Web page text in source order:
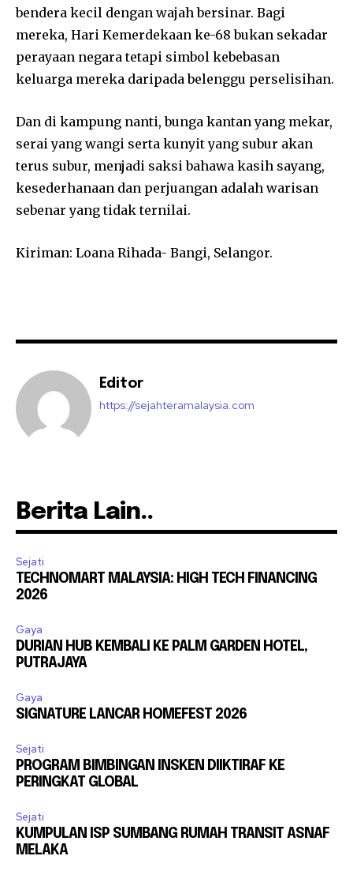
bendera kecil dengan wajah bersinar. Bagi
mereka, Hari Kemerdekaan ke-68 bukan sekadar
perayaan negara tetapi simbol kebebasan
keluarga mereka daripada belenggu perselisihan.
Dan di kampung nanti, bunga kantan yang mekar,
serai yang wangi serta kunyit yang subur akan
terus subur, menjadi saksi bahawa kasih sayang,
kesederhanaan dan perjuangan adalah warisan
sebenar yang tidak ternilai.
Kiriman: Loana Rihada- Bangi, Selangor.
Editor
https://sejahteramalaysia.com
Berita Lain..
Sejati
TECHNOMART MALAYSIA: HIGH TECH FINANCING
2026
Gaya
DURIAN HUB KEMBALI KE PALM GARDEN HOTEL,
PUTRAJAYA
Gaya
SIGNATURE LANCAR HOMEFEST 2026
Sejati
PROGRAM BIMBINGAN INSKEN DIIKTIRAF KE
PERINGKAT GLOBAL
Sejati
KUMPULAN ISP SUMBANG RUMAH TRANSIT ASNAF
MELAKA